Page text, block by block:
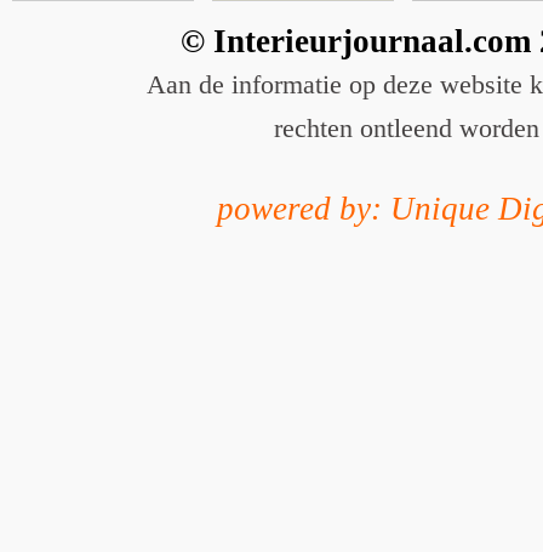
© Interieurjournaal.com
Aan de informatie op deze website
rechten ontleend worden
powered by: Unique